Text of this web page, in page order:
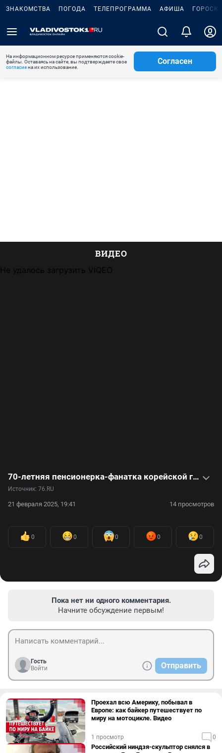
ЗНАКОМСТВА ПОГОДА ТЕЛЕПРОГРАММА АФИША
На информационном ресурсе применяются cookie-
файлы. Оставаясь на сайте, вы подтверждаете свое
согласиена их использование.
Согласен
ВИДЕО
Не удалось загрузить VIQEO
70-летняя пенсионерка-фанатка корейской группы BTS стала звездой соцсетей: видео
Источник: 76.RU
21 февраля 2025, 19:41 14 просмотров
0 0 0 0 0
Пока нет ни одного комментария.
Начните обсуждение первым!
Гость
Войти
Отправить
Проехал всю Америку, побывал в
Европе: как байкер путешествует по
миру на мотоцикле. Видео
1 просмотр 0
Российский ниндзя-скульптор снялся в